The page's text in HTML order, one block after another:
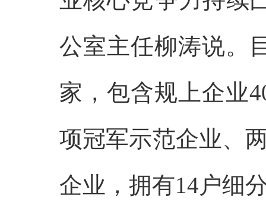
公室主任柳涛说。
家，包含规上企业
项冠军示范企业、
企业，拥有14户细